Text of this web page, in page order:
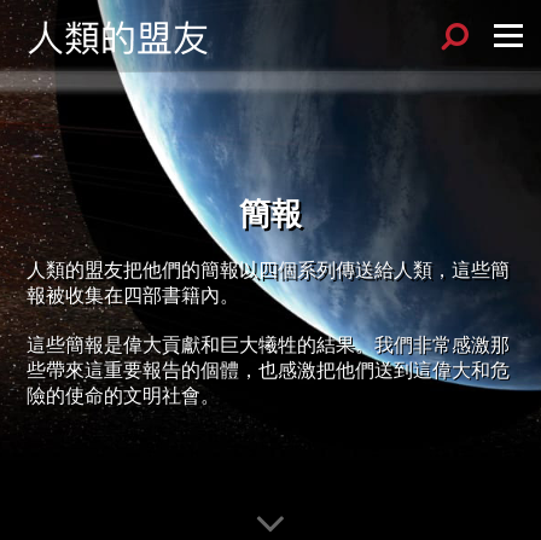
Sök
Menu
簡報
人類的盟友把他們的簡報以四個系列傳送給人類，這些簡
報被收集在四部書籍內。
這些簡報是偉大貢獻和巨大犧牲的結果。我們非常感激那
些帶來這重要報告的個體，也感激把他們送到這偉大和危
險的使命的文明社會。